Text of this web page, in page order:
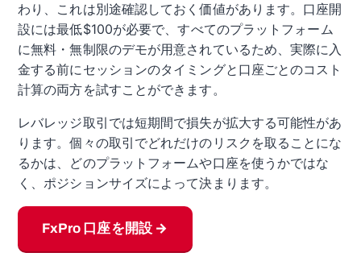
わり、これは別途確認しておく価値があります。口座開
設には最低$100が必要で、すべてのプラットフォーム
に無料・無制限のデモが用意されているため、実際に入
金する前にセッションのタイミングと口座ごとのコスト
計算の両方を試すことができます。
レバレッジ取引では短期間で損失が拡大する可能性があ
ります。個々の取引でどれだけのリスクを取ることにな
るかは、どのプラットフォームや口座を使うかではな
く、ポジションサイズによって決まります。
FxPro 口座を開設 →